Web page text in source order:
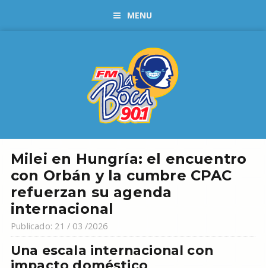
MENU
Milei en Hungría: el encuentro
con Orbán y la cumbre CPAC
refuerzan su agenda
internacional
Publicado: 21 / 03 /2026
Una escala internacional con